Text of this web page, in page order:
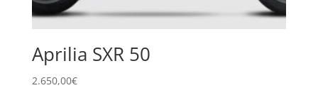
Aprilia SXR 50
2.650,00€